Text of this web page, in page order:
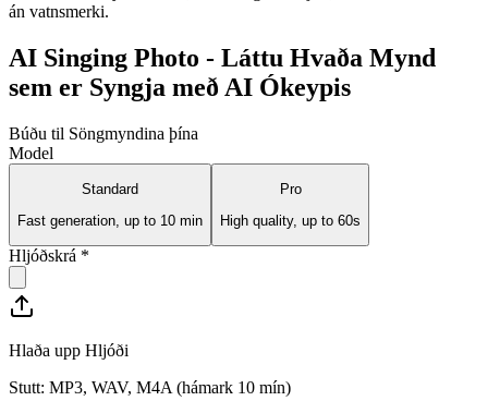
án vatnsmerki.
AI Singing Photo - Láttu Hvaða Mynd
sem er Syngja með AI Ókeypis
Búðu til Söngmyndina þína
Model
Standard
Fast generation, up to 10 min
Pro
High quality, up to 60s
Hljóðskrá *
Hlaða upp Hljóði
Stutt: MP3, WAV, M4A (hámark 10 mín)